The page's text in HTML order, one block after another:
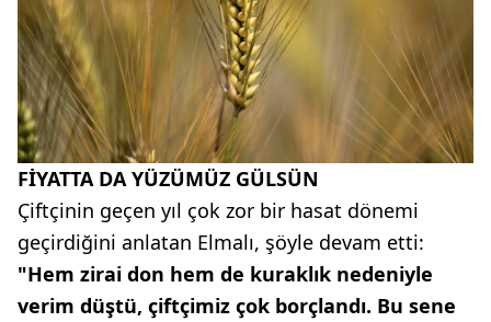
FİYATTA DA YÜZÜMÜZ GÜLSÜN
Çiftçinin geçen yıl çok zor bir hasat dönemi
geçirdiğini anlatan Elmalı, şöyle devam etti:
"Hem zirai don hem de kuraklık nedeniyle
verim düştü, çiftçimiz çok borçlandı. Bu sene